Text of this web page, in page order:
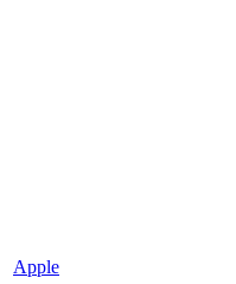
Apple